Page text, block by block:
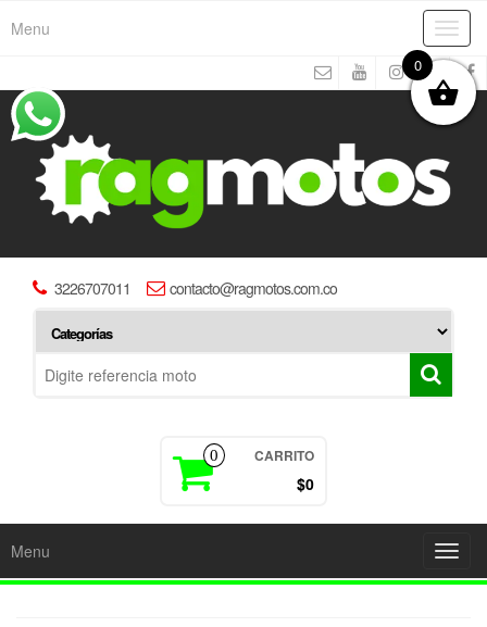
Menu
3226707011 contacto@ragmotos.com.co
0 CARRITO
$0
Menu
0